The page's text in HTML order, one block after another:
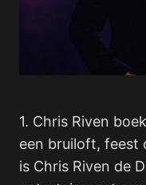
1. Chris Riven
een bruiloft, feest
is Chris Riven de